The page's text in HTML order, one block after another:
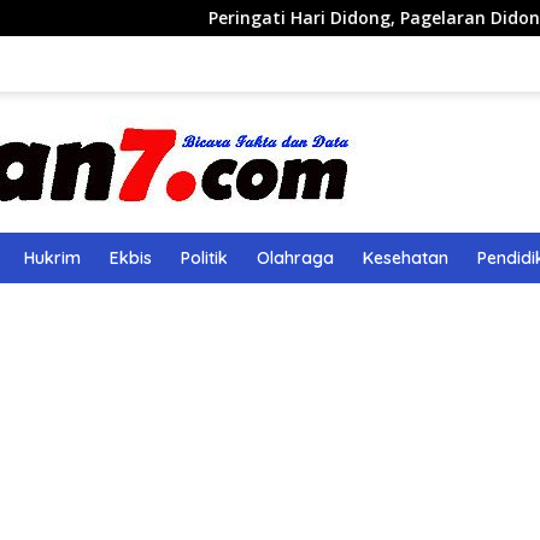
Peringati Hari Didong, Pagelaran Didong Runcang
Hukrim Ekbis Politik Olahraga Kesehatan